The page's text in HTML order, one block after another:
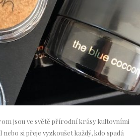
jsou ve světě přírodní krásy kultovními
si přeje vyzkoušet každý, kdo spadá